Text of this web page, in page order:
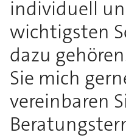
individuell
wichtigsten
dazu
Sie mich
vereinbaren